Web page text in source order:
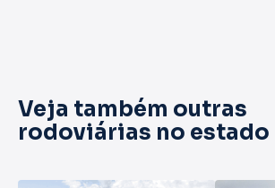
Veja também outras
rodoviárias no estado